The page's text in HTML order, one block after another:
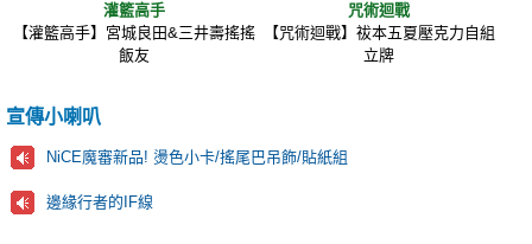
灌籃高手
【灌籃高手】宮城良田&三井壽搖搖
飯友
咒術迴戰
【咒術迴戰】祓本五夏壓克力自組
立牌
宣傳小喇叭
NiCE魔審新品! 燙色小卡/搖尾巴吊飾/貼紙組
邊緣行者的IF線